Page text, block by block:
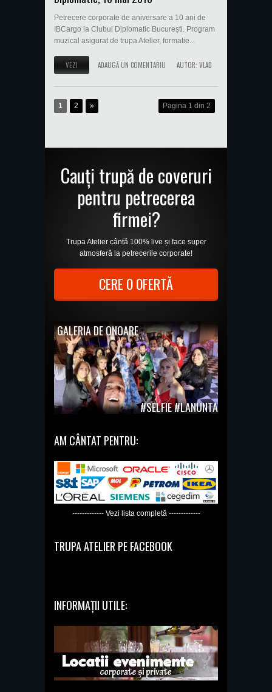
Petrecere corporate de aniversare a 10 ani de
IBCargo la Clubul Diplomatic București. Program
muzical asigurat de trupa Atelier, formatie...
VEZI ADAUGĂ UN COMENTARIU AUTOR: VLAD
Pagina 1 din 2
1 2 »
Cauți trupă de coveruri
pentru petrecerea
firmei?
Trupa Atelier cântă 100% live și face super
atmosferă la petrecerile corporate!
CERE O OFERTĂ
GALERIA DE ONOARE
#SELFIE #LANUNTA
AM CÂNTAT PENTRU:
------------- Vezi lista completă -------------
TRUPA ATELIER PE FACEBOOK
INFORMAȚII UTILE: